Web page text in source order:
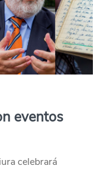
eventos
celebrará